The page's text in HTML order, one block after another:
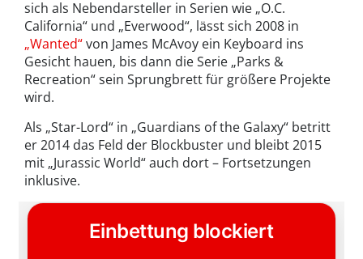
sich als Nebendarsteller in Serien wie „O.C.
California“ und „Everwood“, lässt sich 2008 in
„Wanted“von James McAvoy ein Keyboard ins
Gesicht hauen, bis dann die Serie „Parks &
Recreation“ sein Sprungbrett für größere Projekte
wird.
Als „Star-Lord“ in „Guardians of the Galaxy“ betritt
er 2014 das Feld der Blockbuster und bleibt 2015
mit „Jurassic World“ auch dort – Fortsetzungen
inklusive.